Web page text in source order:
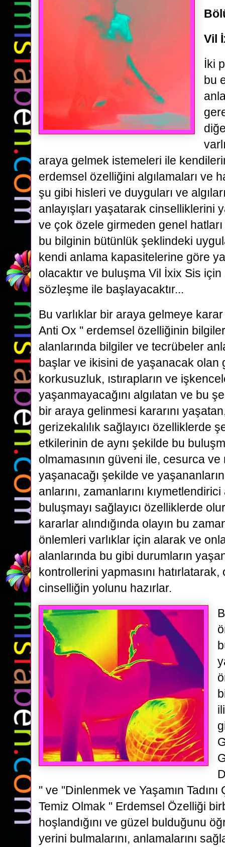
Vil
İki
bu
araya gelmek istemeleri ile
erdemsel özelliğini algılamaları ve
şu gibi hisleri ve duyguları ve
anlayışları yaşatarak cinselliklerini
ve çok özele girmeden genel
bu bilginin bütünlük şeklindeki
kendi anlama kapasitelerine göre
olacaktır ve buluşma Vil İxix Sis
sözleşme ile başlayacaktır...
Bu varlıklar bir araya gelmeye
Anti Ox '' erdemsel özelliğinin
alanlarında bilgiler ve tecrübeler
başlar ve ikisini de yaşanacak olan
korkusuzluk, ıstırapların ve
yaşanmayacağını algılatan ve bu
bir araya gelinmesi kararını
gerizekalılık sağlayıcı özelliklerde
etkilerinin de aynı şekilde bu
olmamasının güveni ile, cesurca ve
yaşanacağı şekilde ve
anlarını, zamanlarını
buluşmayı sağlayıcı özelliklerde
kararlar alındığında olayın bu
önlemleri varlıklar için alarak ve
alanlarında bu gibi durumların
kontrollerini yapmasını
cinselliğin yolunu hazırlar.
'' ve ''Dinlenmek ve Yaşamın Tadını
Temiz Olmak '' Erdemsel Özelliği
hoşlandığını ve güzel bulduğunu
yerini bulmalarını, anlamalarını